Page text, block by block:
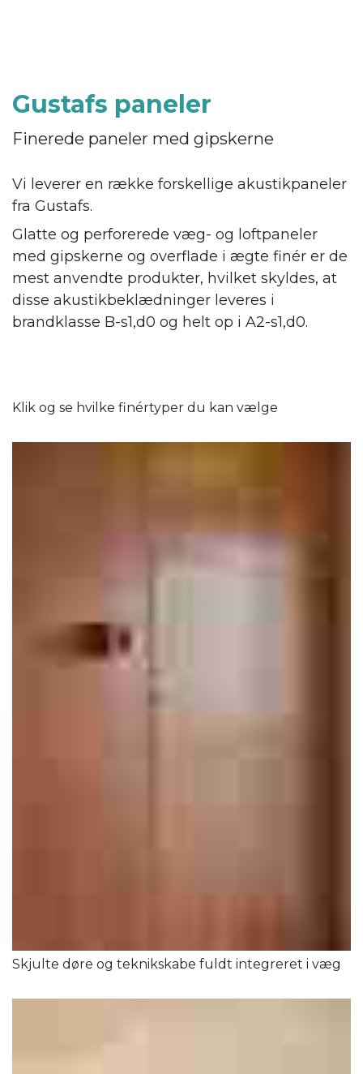
Gustafs paneler
Finerede paneler med gipskerne
Vi leverer en række forskellige akustikpaneler
fra Gustafs.
Glatte og perforerede væg- og loftpaneler
med gipskerne og overflade i ægte finér er de
mest anvendte produkter, hvilket skyldes, at
disse akustikbeklædninger leveres i
brandklasse B-s1,d0 og helt op i A2-s1,d0.
Klik og se hvilke finértyper du kan vælge
Skjulte døre og teknikskabe fuldt integreret i væg